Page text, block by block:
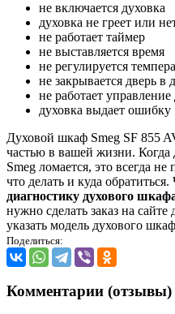
не включается духовка
духовка не греет или
не работает таймер
не выставляется время
не регулируется
не закрывается дверь в
не работает управление
духовка выдает ошибку
Духовой шкаф Smeg SF 855
частью в вашей жизни. Когда
Smeg ломается, это всегда
что делать и куда
диагностику духового
нужно сделать заказ на
указать модель духового
Поделиться:
Комментарии (отзывы)